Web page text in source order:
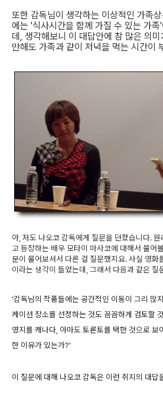
또한 감독님이 생각하는 이상적인 가족
에는 '식사시간을 함께 가질 수 있는 가
데, 생각해보니 이 대답안에 참 많은 의
만해도 가족과 같이 저녁을 먹는 시간이
아, 저도 나오코 감독에게 질문을 던졌습니다.
고 등장하는 배우 모타이 마사코에 대해서 물어
분이 물어보셔서 다른 걸 질문했지요. 사실 영화
이라는 생각이 들었는데, 그래서 다음과 같은 질
'감독님의 작품들에는 공간적인 이동이 그리 많
케이션 장소를 선정하는 것도 꼼꼼하게 검토할
영지를 캐나다, 아마도 토론토를 택한 것으로 보
한 이유가 있는가?'
이 질문에 대해 나오코 감독은 이런 취지의 대답